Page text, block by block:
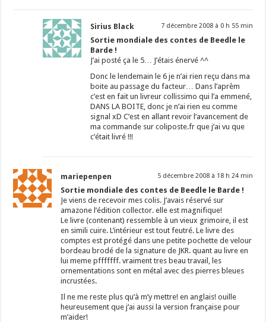
Sirius Black 7 décembre 2008 à 0 h 55 min
Sortie mondiale des contes de Beedle le
Barde !
J’ai posté ça le 5… J’étais énervé ^^
Donc le lendemain le 6 je n’ai rien reçu dans ma
boite au passage du facteur… Dans l’aprèm
c’est en fait un livreur collissimo qui l’a emmené,
DANS LA BOITE, donc je n’ai rien eu comme
signal xD C’est en allant revoir l’avancement de
ma commande sur coliposte.fr que j’ai vu que
c’était livré !!!
mariepenpen 5 décembre 2008 à 18 h 24 min
Sortie mondiale des contes de Beedle le Barde !
Je viens de recevoir mes colis. J’avais réservé sur
amazone l’édition collector. elle est magnifique!
Le livre (contenant) ressemble à un vieux grimoire, il est
en simili cuire. L’intérieur est tout feutré. Le livre des
comptes est protégé dans une petite pochette de velour
bordeau brodé de la signature de JKR. quant au livre en
lui meme pfffffff. vraiment tres beau travail, les
ornementations sont en métal avec des pierres bleues
incrustées.
Il ne me reste plus qu’à m’y mettre! en anglais! ouille
heureusement que j’ai aussi la version française pour
m’aider!